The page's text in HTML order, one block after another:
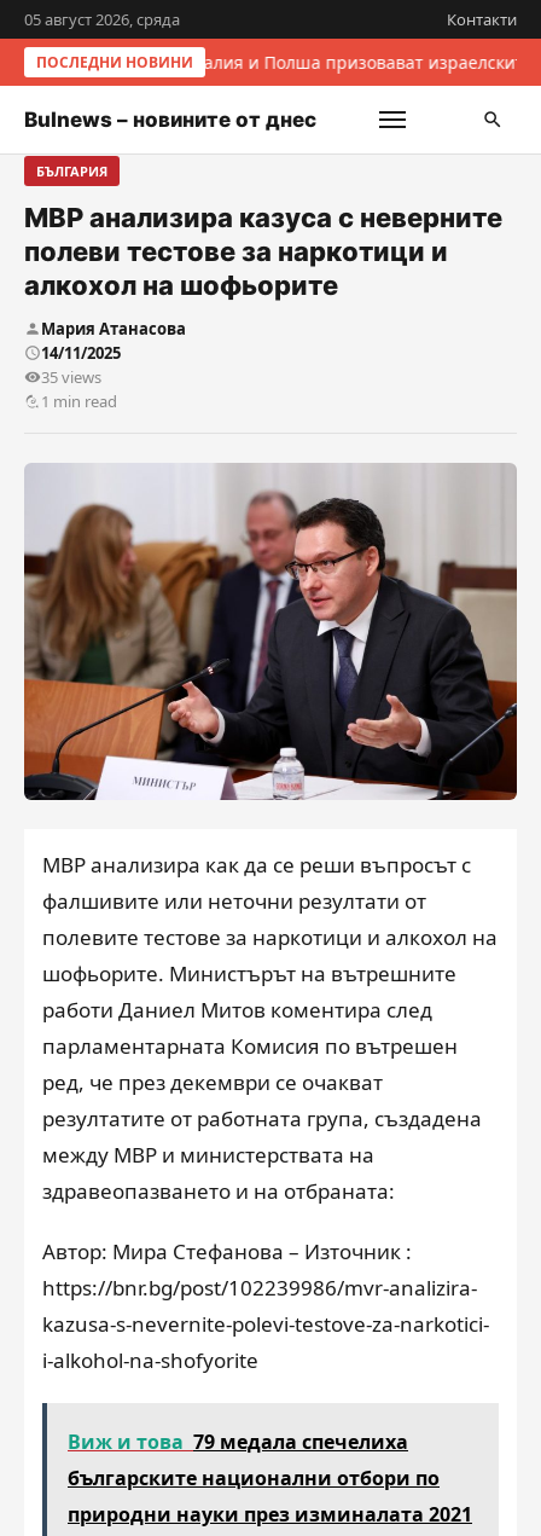
05 август 2026, сряда Контакти
ПОСЛЕДНИ НОВИНИИталия и Полша призовават
Bulnews – новините от днес
БЪЛГАРИЯ
МВР анализира казуса с неверните
полеви тестове за наркотици и
алкохол на шофьорите
Мария Атанасова
14/11/2025
35 views
1 min read
МВР анализира как да се реши въпросът с
фалшивите или неточни резултати от
полевите тестове за наркотици и алкохол на
шофьорите. Министърът на вътрешните
работи Даниел Митов коментира след
парламентарната Комисия по вътрешен
ред, че през декември се очакват
резултатите от работната група, създадена
между МВР и министерствата на
здравеопазването и на отбраната:
Автор: Мира Стефанова – Източник :
https://bnr.bg/post/102239986/mvr-analizira-
kazusa-s-nevernite-polevi-testove-za-narkotici-
i-alkohol-na-shofyorite
Виж и това 79 медала спечелиха
българските национални отбори по
природни науки през изминалата 2021